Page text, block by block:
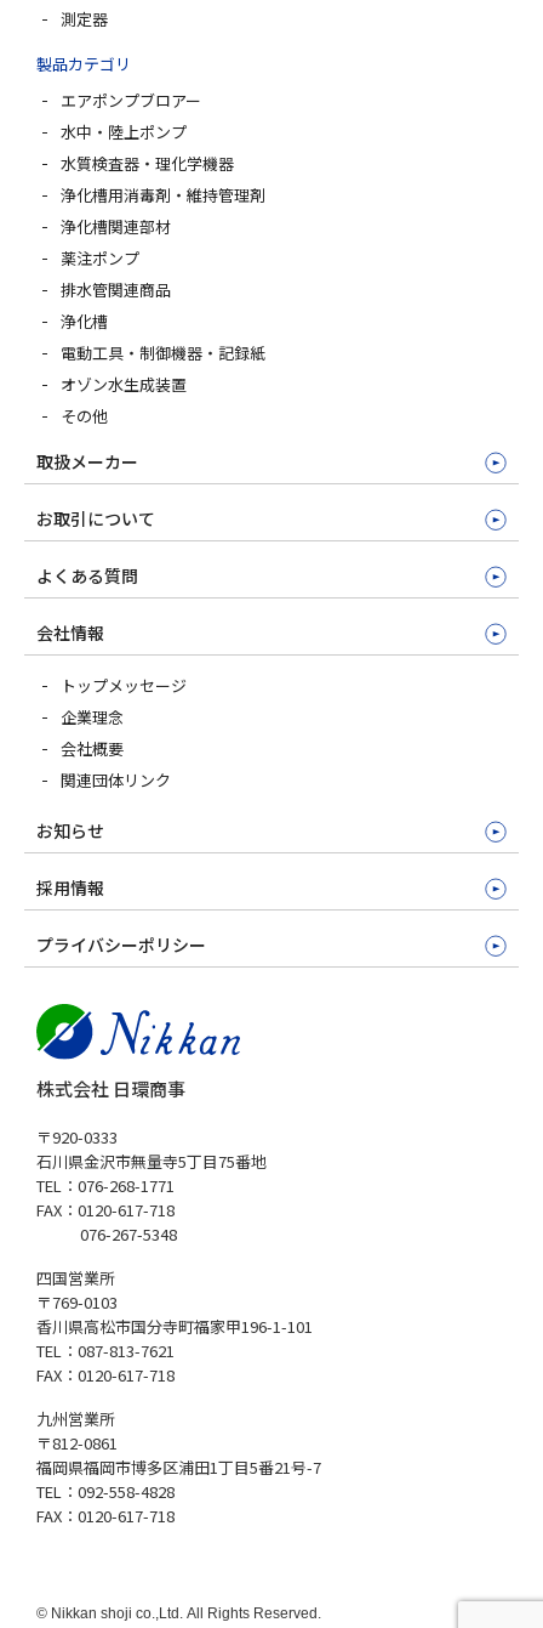
株式会社 日環商事
〒920-0333
石川県金沢市無量寺5丁目75番地
TEL：076-268-1771
FAX：0120-617-718
076-267-5348
四国営業所
〒769-0103
香川県高松市国分寺町福家甲196-1-101
TEL：087-813-7621
FAX：0120-617-718
九州営業所
〒812-0861
福岡県福岡市博多区浦田1丁目5番21号-7
TEL：092-558-4828
FAX：0120-617-718
測定器
製品カテゴリ
エアポンプブロアー
水中・陸上ポンプ
水質検査器・理化学機器
浄化槽用消毒剤・維持管理剤
浄化槽関連部材
薬注ポンプ
排水管関連商品
浄化槽
電動工具・制御機器・記録紙
オゾン水生成装置
その他
取扱メーカー
お取引について
よくある質問
会社情報
トップメッセージ
企業理念
会社概要
関連団体リンク
お知らせ
採用情報
プライバシーポリシー
© Nikkan shoji co.,Ltd. All Rights Reserved.